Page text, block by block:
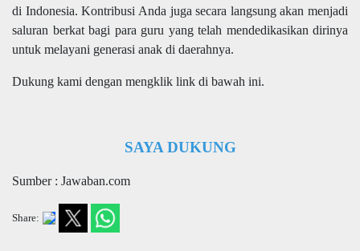
di Indonesia. Kontribusi Anda juga secara langsung akan menjadi
saluran berkat bagi para guru yang telah mendedikasikan dirinya
untuk melayani generasi anak di daerahnya.
Dukung kami dengan mengklik link di bawah ini.
SAYA DUKUNG
Sumber : Jawaban.com
Share: